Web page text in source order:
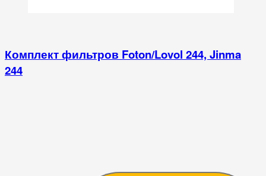
Комплект фильтров Foton/Lovol 244, Jinma
244